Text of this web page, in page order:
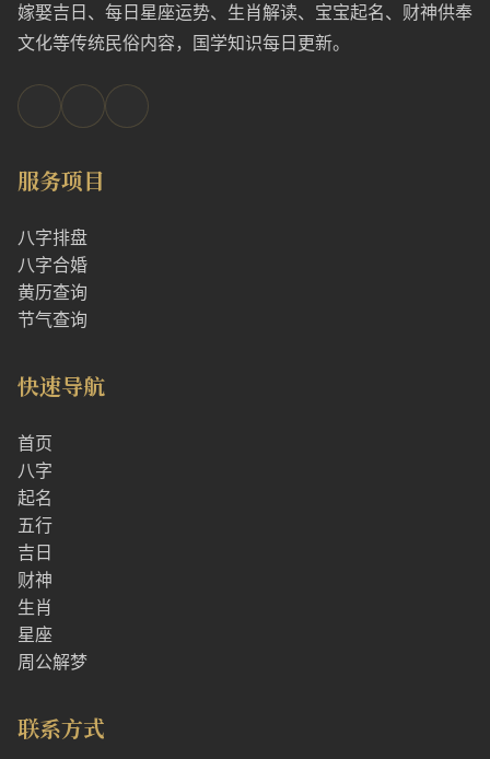
嫁娶吉日、每日星座运势、生肖解读、宝宝起名、财神供奉
文化等传统民俗内容，国学知识每日更新。
服务项目
八字排盘
八字合婚
黄历查询
节气查询
快速导航
首页
八字
起名
五行
吉日
财神
生肖
星座
周公解梦
联系方式